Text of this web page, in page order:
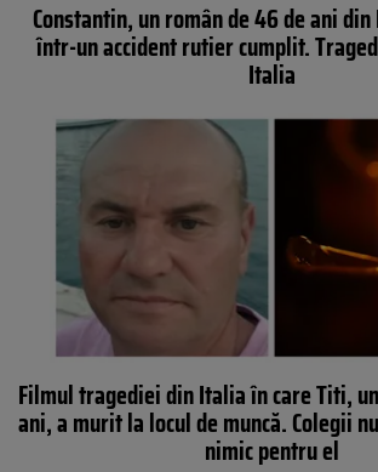
Constantin, un român de 46 de ani
într-un accident rutier cumplit.
Italia
Filmul tragediei din Italia în care Titi,
ani, a murit la locul de muncă. Colegii
nimic pentru el